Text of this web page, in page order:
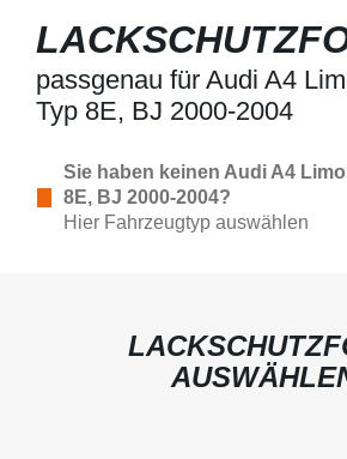
passgenau für Audi A4
Typ 8E, BJ 2000-2004
Sie haben keinen Audi A4
8E, BJ 2000-2004?
Hier Fahrzeugtyp auswählen